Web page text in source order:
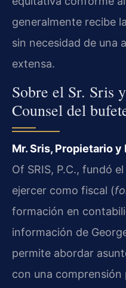
generalmente recibe
sin necesidad de una
extensa.
Sobre el Sr. Sris
Counsel del
Mr. Sris, Propietario y
Of SRIS, P.C., fundó
ejercer como fiscal (
formación en
información de
permite abordar
con una